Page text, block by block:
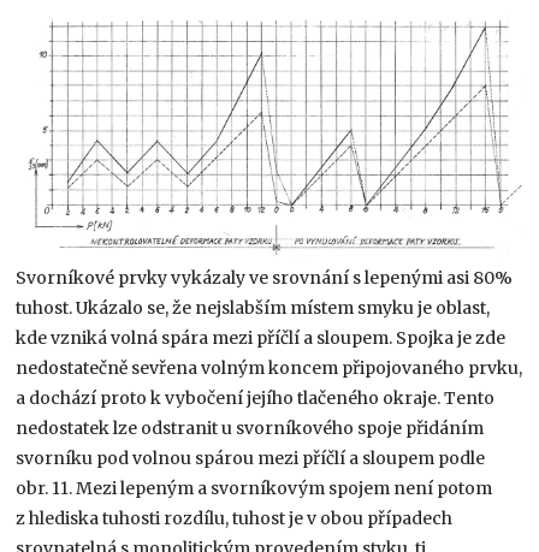
Svorníkové prvky vykázaly ve srovnání s lepenými asi 80%
tuhost. Ukázalo se, že nejslabším místem smyku je oblast,
kde vzniká volná spára mezi příčlí a sloupem. Spojka je zde
nedostatečně sevřena volným koncem připojovaného prvku,
a dochází proto k vybočení jejího tlačeného okraje. Tento
nedostatek lze odstranit u svorníkového spoje přidáním
svorníku pod volnou spárou mezi příčlí a sloupem podle
obr. 11. Mezi lepeným a svorníkovým spojem není potom
z hlediska tuhosti rozdílu, tuhost je v obou případech